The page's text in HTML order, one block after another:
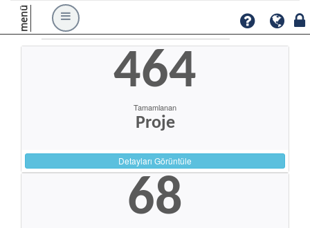
menü
464
Tamamlanan
Proje
Detayları Görüntüle
68